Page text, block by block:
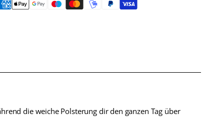
die weiche Polsterung dir den ganzen Tag über